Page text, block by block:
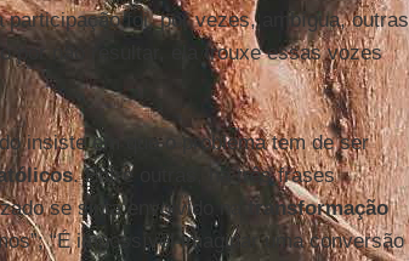
foi, por vezes, ambígua, outras
por não resultar, ela trouxe essas vozes
insiste em que o problema tem de ser
. Entre outras, há três frases
se sinta envolvido na
transformação
“É impossível imaginar uma conversão